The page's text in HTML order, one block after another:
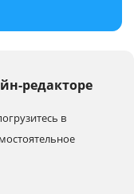
редакторе
в